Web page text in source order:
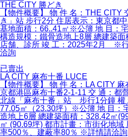
THE CITY 勝どき
【物件概要】 物 件 名：THE CITY
き」站 步行2分 住居表示：東京都
基地面積：66..41㎡※公簿 地 目：
構造規模：鐵骨造地上8層 總建築面
店舗、診所 竣 工：2025年2月 ※
洽詢
已賣出
LA CITY 麻布十番 LUCE
【物件概要】 物 件 名：LA CITY
京都港區麻布十番2-1-11 交 通：都
北線「麻布十番」站 步行1分鐘 權
77.05㎡（23.30坪）※公簿 地 目：
造地上6層 總建築面積：328.42㎡
㎡ (90.69坪) 都市計畫：市街化地
率500％、建蔽率80％ ※詳情請洽詢